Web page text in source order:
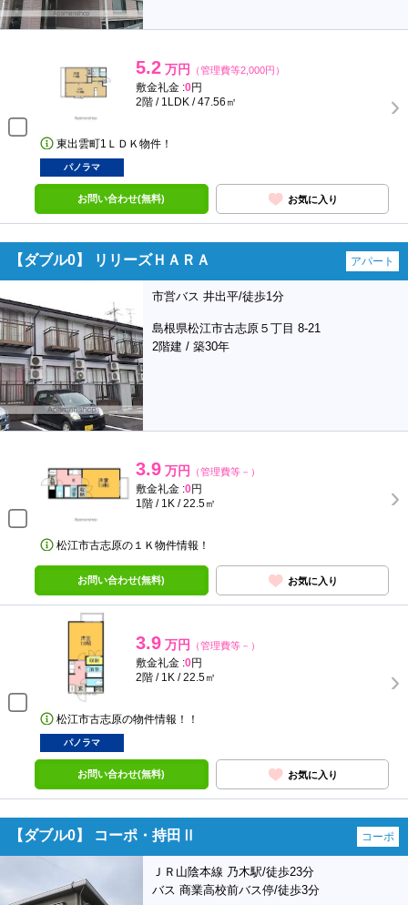
5.2 万円 （管理費等2,000円）
敷金礼金 :0円
2階 / 1LDK / 47.56㎡
東出雲町1ＬＤＫ物件！
パノラマ
お問い合わせ(無料) お気に入り
【ダブル0】 リリーズＨＡＲＡ アパート
市営バス 井出平/徒歩1分
島根県松江市古志原５丁目 8-21
2階建 / 築30年
3.9 万円 （管理費等－）
敷金礼金 :0円
1階 / 1K / 22.5㎡
松江市古志原の１Ｋ物件情報！
お問い合わせ(無料) お気に入り
3.9 万円 （管理費等－）
敷金礼金 :0円
2階 / 1K / 22.5㎡
松江市古志原の物件情報！！
パノラマ
お問い合わせ(無料) お気に入り
【ダブル0】 コーポ・持田Ⅱ コーポ
ＪＲ山陰本線 乃木駅/徒歩23分
バス 商業高校前バス停/徒歩3分